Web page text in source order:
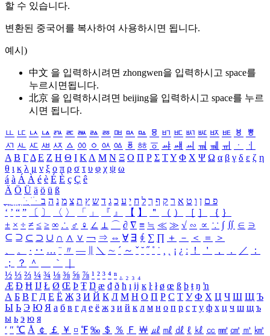
할 수 있습니다.
변환된 중국어를 복사하여 사용하시면 됩니다.
예시)
中文 을 입력하시려면 zhongwen을 입력하시고 space를
누르시면됩니다.
北京 을 입력하시려면 beijing을 입력하시고 space를 누르
시면 됩니다.
ㅥ ㅦ ㅧ ㅨ ㅩ ㅪ ㅫ ㅬ ㅭ ㅮ ㅯ ㅰ ㅱ ㅲ ㅳ ㅴ ㅵ ㅶ ㅷ ㅸ
ㅹ
ㅺ ㅻ ㅼ ㅽ ㅾ ㅿ ㆀ ㆁ ㆂ ㆃ ㆄ ㆅ ㆆ ㆇ ㆈ ㆉ ㆊ ㆋ ㆌ ㆍ
ㆎ
Α Β ΓΔ Ε Ζ Η Θ Ι ΚΛ Μ Ν Ξ Ο Π Ρ Σ ΤΥ Φ Χ Ψ Ω α β γ δ ε ζ η
θ ι κ λ μ ν ξ ο π ρ σ τ υ φ χ ψ ω
á à Á À é è É È ç Ç ê
Ä Ö Ü ä ö ü ß
ִֶֹ ֻּ ׁׂ פ ם ן ו ט א ר ק ף ך ל ח י ע כ ג ד ש ץ ת צ מ נ ה ב
‘ ’ “ ” 〔 〕 〈 〉 「 」 『 』 【 】 ＂ （ ） ［ ］ ｛ ｝
± × ÷ ≠ ≤ ≥ ∞ ∴ ♂ ♀ ∠ ⊥ ⌒ ∂ ∇ ≡ ≒ ≪ ≫ √ ∽ ∝ ∵ ∫ ∬ ∈ ∋
⊆ ⊇ ⊂ ⊃ ∪ ∩ ∧ ∨ ￢ ⇒ ⇔ ∀ ∃ ∮ ∑ ∏ ＋ － ＜ ＝
＞
、
。 · ‥ … ¨ 〃 ― ＼ ∼ ´ ～ ˇ ˘ ˝ ˚ ˙ ¸ ¡ ¿ ː ！ ＇ ， ． ／
：
；
？ ＾ ｀
½ ⅓ ⅔ ¼ ¾ ⅛ ⅜ ⅝ ⅞ ¹ ² ³ ⁴ ⁿ ₁ ₂ ₃ ₄
Æ Ð Ħ Ĳ Ł Ø Œ Þ Ŧ Ŋ æ đ ð ħ ı ĳ ĸ ŀ ł ø œ ß þ ŧ ŋ ŉ
А Б В Г Д Е Ё Ж З И Й К Л М Н О П Р С Т У Ф Х Ц Ч Ш Щ Ъ
Ы Ь Э Ю Я а б в г д е ё ж з и й к л м н о п р с т у ф х ц ч ш щ ъ
ы ь э ю я
′ ″ ℃ Å ￠ ￡ ￥ ¤ ℉ ‰ ＄ ％ Ｆ ￦ ㎕ ㎖ ㎗ ℓ ㎘ ㏄ ㎣ ㎤ ㎥ ㎦